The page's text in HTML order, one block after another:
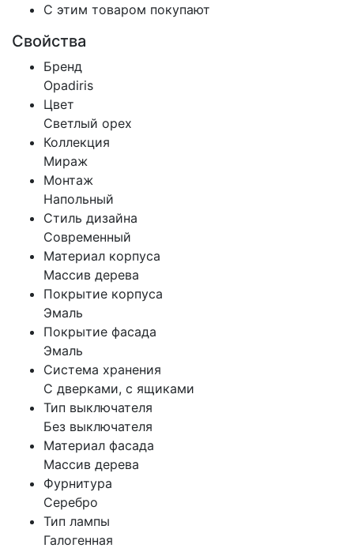
С этим товаром покупают
Свойства
Бренд
Opadiris
Цвет
Светлый орех
Коллекция
Мираж
Монтаж
Напольный
Стиль дизайна
Современный
Материал корпуса
Массив дерева
Покрытие корпуса
Эмаль
Покрытие фасада
Эмаль
Система хранения
С дверками, с ящиками
Тип выключателя
Без выключателя
Материал фасада
Массив дерева
Фурнитура
Серебро
Тип лампы
Галогенная